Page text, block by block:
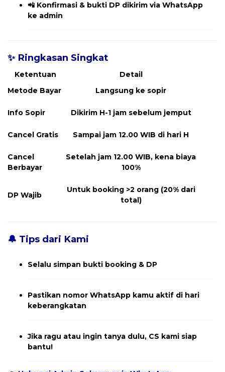
📲 Konfirmasi & bukti DP dikirim via WhatsApp
ke admin
✨ Ringkasan Singkat
Ketentuan
Detail
Metode Bayar
Langsung ke sopir
Info Sopir Dikirim H-1 jam sebelum jemput
Cancel Gratis Sampai jam 12.00 WIB di hari H
Cancel
Berbayar
Setelah jam 12.00 WIB, kena biaya
100%
DP Wajib
Untuk booking >2 orang (20% dari
total)
🔔 Tips dari Kami
Selalu simpan bukti booking & DP
Pastikan nomor WhatsApp kamu aktif di hari
keberangkatan
Jika ragu atau ingin tanya dulu, CS kami siap
bantu!